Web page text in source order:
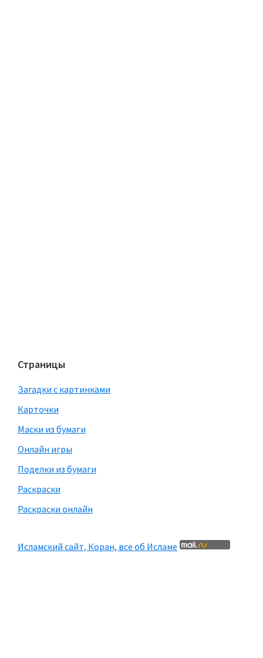
Страницы
Загадки с картинками
Карточки
Маски из бумаги
Онлайн игры
Поделки из бумаги
Раскраски
Раскраски онлайн
Исламский сайт, Коран, все об Исламе